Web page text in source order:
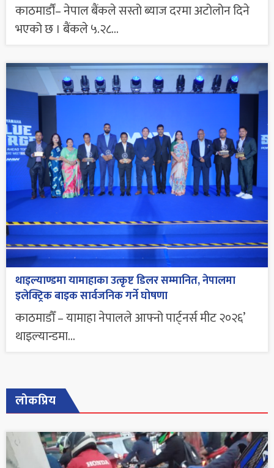
काठमार्डौं– नेपाल बैंकले सस्तो ब्याज दरमा अटोलोन दिने
भएको छ । बैंकले ५.२८...
थाइल्याण्डमा यामाहाका उत्कृष्ट डिलर सम्मानित, नेपालमा
इलेक्ट्रिक बाइक सार्वजनिक गर्ने घोषणा
काठमाडौँ – यामाहा नेपालले आफ्नो पार्ट्नर्स मीट २०२६’
थाइल्यान्डमा...
लोकप्रिय